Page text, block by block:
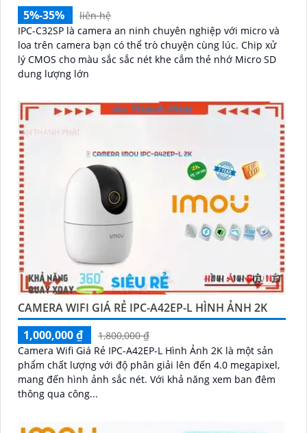
5%-35%
liên hệ
IPC-C32SP là camera an ninh chuyên nghiệp với micro và
loa trên camera bạn có thể trò chuyện cùng lúc. Chip xử
lý CMOS cho màu sắc sắc nét khe cắm thẻ nhớ Micro SD
dung lượng lớn
CAMERA WIFI GIÁ RẺ IPC-A42EP-L HÌNH ẢNH 2K
1,000,000 ₫
1,800,000 ₫
Camera Wifi Giá Rẻ IPC-A42EP-L Hình Ảnh 2K là một sản
phẩm chất lượng với độ phân giải lên đến 4.0 megapixel,
mang đến hình ảnh sắc nét. Với khả năng xem ban đêm
thông qua công...